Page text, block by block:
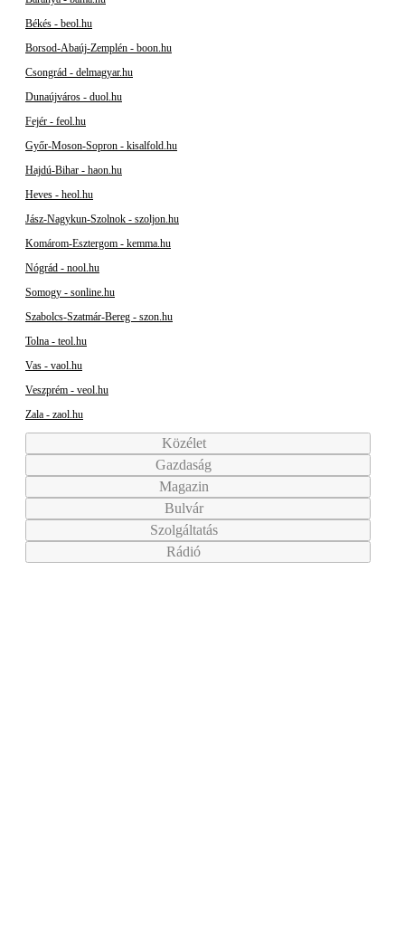
Békés - beol.hu
Borsod-Abaúj-Zemplén - boon.hu
Csongrád - delmagyar.hu
Dunaújváros - duol.hu
Fejér - feol.hu
Győr-Moson-Sopron - kisalfold.hu
Hajdú-Bihar - haon.hu
Heves - heol.hu
Jász-Nagykun-Szolnok - szoljon.hu
Komárom-Esztergom - kemma.hu
Nógrád - nool.hu
Somogy - sonline.hu
Szabolcs-Szatmár-Bereg - szon.hu
Tolna - teol.hu
Vas - vaol.hu
Veszprém - veol.hu
Zala - zaol.hu
Közélet
Gazdaság
Magazin
Bulvár
Szolgáltatás
Rádió